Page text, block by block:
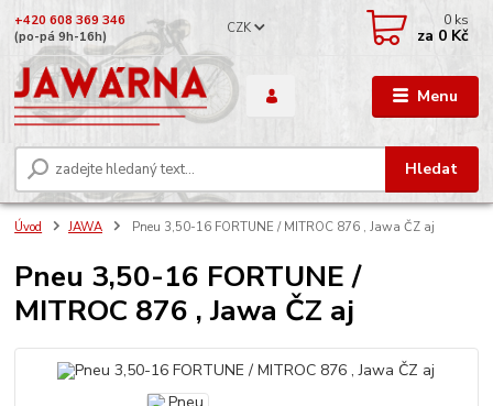
Menu
CZK
Hledat
+420 608 369 346
(po-pá 9h-16h)
0 ks
za 0 Kč
Úvod JAWA Pneu 3,50-16 FORTUNE / MITROC 876 , Jawa ČZ aj
Pneu 3,50-16 FORTUNE /
MITROC 876 , Jawa ČZ aj